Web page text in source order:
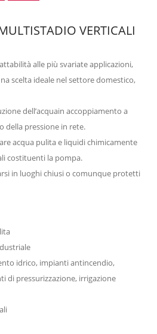
VERTICALI
alle più svariate applicazioni,
scelta ideale nel settore domestico,
dell’acquain accoppiamento a
della pressione in rete.
acqua pulita e liquidi chimicamente
costituenti la pompa.
in luoghi chiusi o comunque protetti
idrico, impianti antincendio,
di pressurizzazione, irrigazione